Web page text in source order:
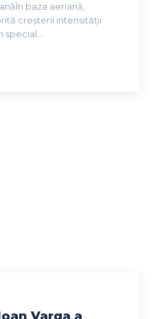
baza aeriană,
creșterii intensității
special...